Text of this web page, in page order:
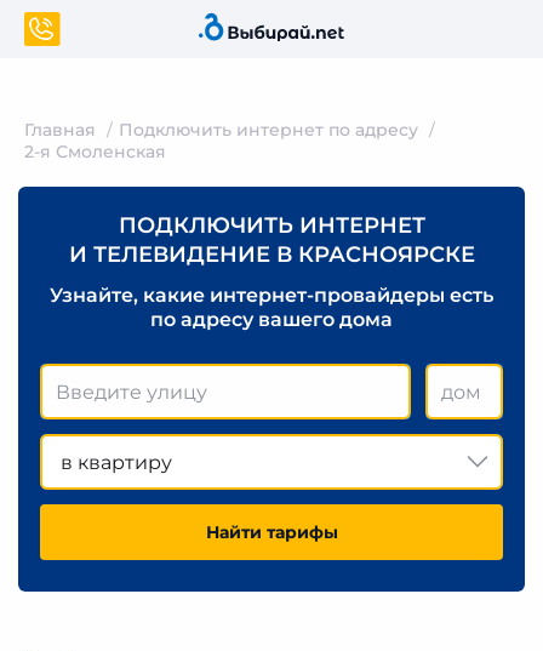
Главная
Подключить интернет по адресу
2-я Смоленская
ПОДКЛЮЧИТЬ ИНТЕРНЕТ
И ТЕЛЕВИДЕНИЕ В КРАСНОЯРСКЕ
Узнайте, какие интернет-провайдеры есть
по адресу вашего дома
в квартиру
Найти тарифы